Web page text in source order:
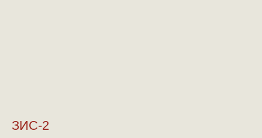
ЗИС-2